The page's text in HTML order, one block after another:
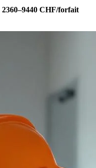
2360–9440 CHF/forfait